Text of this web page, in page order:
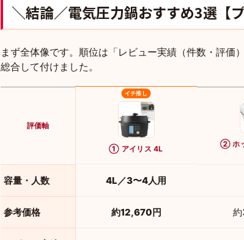
＼結論／電気圧力鍋おすすめ3選【プ
まず全体像です。順位は「レビュー実績（件数・評価
総合して付けました。
評価軸
① アイリス 4L
② ホ
容量・人数 4L／3〜4人用
参考価格 約12,670円